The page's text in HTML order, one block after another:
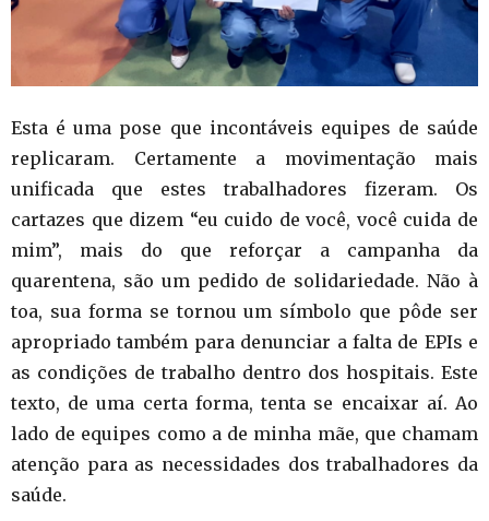
Esta é uma pose que incontáveis equipes de saúde
replicaram. Certamente a movimentação mais
unificada que estes trabalhadores fizeram. Os
cartazes que dizem “eu cuido de você, você cuida de
mim”, mais do que reforçar a campanha da
quarentena, são um pedido de solidariedade. Não à
toa, sua forma se tornou um símbolo que pôde ser
apropriado também para denunciar a falta de EPIs e
as condições de trabalho dentro dos hospitais. Este
texto, de uma certa forma, tenta se encaixar aí. Ao
lado de equipes como a de minha mãe, que chamam
atenção para as necessidades dos trabalhadores da
saúde.